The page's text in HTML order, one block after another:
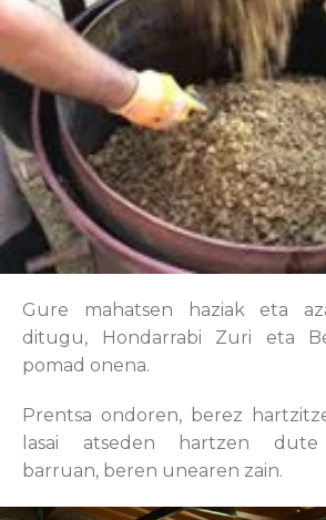
Gure mahatsen haziak eta
ditugu, Hondarrabi Zuri eta
pomad onena.
Prentsa ondoren, berez
lasai atseden hartzen dute
barruan, beren unearen zain.